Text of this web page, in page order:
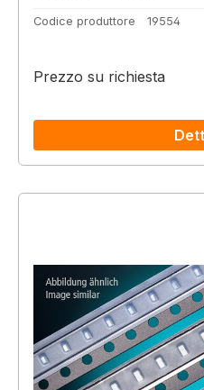
Codice produttore
19554
Prezzo su richiesta